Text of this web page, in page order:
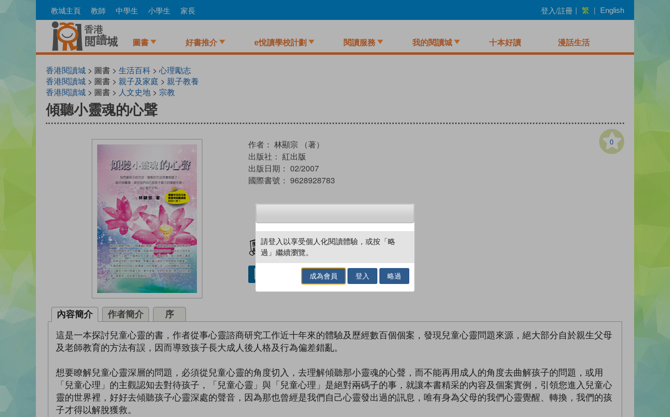
to
教城主頁 教師 中學生 小學生 家長 登入/註冊 | 繁 | English
圖書 好書推介 e悅讀學校計劃 閱讀服務 我的閱讀城 十本好讀 漫話生活
香港閱讀城 > 圖書 > 生活百科 > 心理勵志
香港閱讀城 > 圖書 > 親子及家庭 > 親子教養
香港閱讀城 > 圖書 > 人文史地 > 宗教
傾聽小靈魂的心聲
0
作者： 林顯宗 （著）
出版社： 紅出版
出版日期： 02/2007
國際書號： 9628928783
加入閱讀紀錄
借閱實體書
內容簡介 作者簡介 序
這是一本探討兒童心靈的書，作者從事心靈諮商研究工作近十年來的體驗及歷經數百個個案，發現兒童心靈問題來源，絕大部分自於親生父母
及老師教育的方法有誤，因而導致孩子長大成人後人格及行為偏差錯亂。
想要瞭解兒童心靈深層的問題，必須從兒童心靈的角度切入，去理解傾聽那小靈魂的心聲，而不能再用成人的角度去曲解孩子的問題，或用
「兒童心理」的主觀認知去對待孩子，「兒童心靈」與「兒童心理」是絕對兩碼子的事，就讓本書精采的內容及個案實例，引領您進入兒童心
靈的世界裡，好好去傾聽孩子心靈深處的聲音，因為那也曾經是我們自己心靈發出過的訊息，唯有身為父母的我們心靈覺醒、轉換，我們的孩
子才得以解脫獲救。
請登入以享受個人化閱讀體驗，或按「略
過」繼續瀏覽。
成為會員 登入 略過